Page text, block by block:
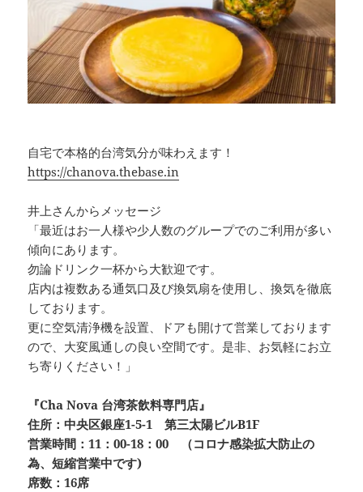
自宅で本格的台湾気分が味わえます！
https://chanova.thebase.in
井上さんからメッセージ
「最近はお一人様や少人数のグループでのご利用が多い
傾向にあります。
勿論ドリンク一杯から大歓迎です。
店内は複数ある通気口及び換気扇を使用し、換気を徹底
しております。
更に空気清浄機を設置、ドアも開けて営業しております
ので、大変風通しの良い空間です。是非、お気軽にお立
ち寄りください！」
『Cha Nova 台湾茶飲料専門店』
住所：中央区銀座1-5-1 第三太陽ビルB1F
営業時間：11：00-18：00 （コロナ感染拡大防止の
為、短縮営業中です)
席数：16席